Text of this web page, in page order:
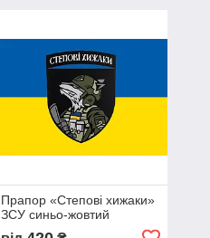
Прапор «Степові хижаки»
ЗСУ синьо-жовтий